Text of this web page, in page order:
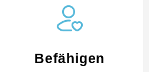
Befähigen